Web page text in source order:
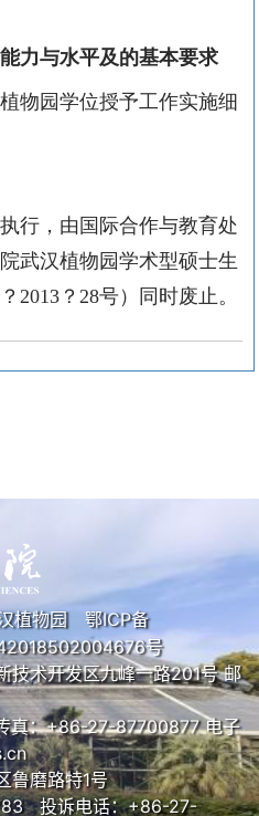
力与水平及的基本要求
园学位授予工作实施细
，由国际合作与教育处
武汉植物园学术型硕士生
2013？28号）同时废止。
植物园 鄂ICP备
号
技术开发区九峰一路201号 邮
真：+86-27-87700877 电子
鲁磨路特1号
投诉电话：+86-27-